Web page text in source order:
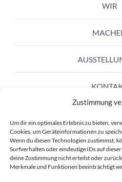
Zustimmung
Um dir ein optimales Erlebnis zu bieten,
Cookies, um Geräteinformationen zu
Wenn du diesen Technologien zustimmst,
Surfverhalten oder eindeutige IDs auf
deine Zustimmung nicht erteilst oder
Merkmale und Funktionen beeinträchtigt
WIR